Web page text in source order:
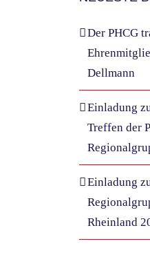
Der PHCG
Dellmann
Einladung
Treffen der
Einladung
Rheinland